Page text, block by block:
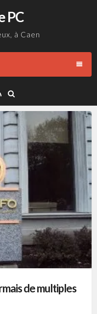
PC
à Caen
de multiples